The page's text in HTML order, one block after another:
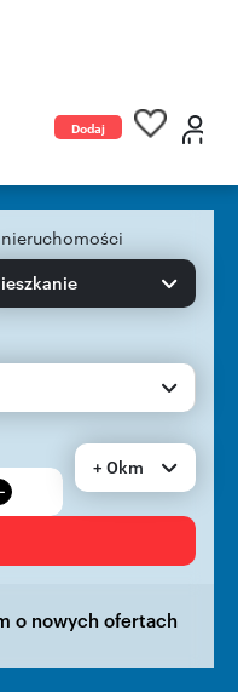
Dodaj
+ 0km
o nowych ofertach